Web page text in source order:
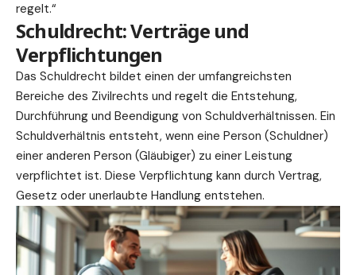
regelt.“
Schuldrecht: Verträge und
Verpflichtungen
Das Schuldrecht bildet einen der umfangreichsten
Bereiche des Zivilrechts und regelt die Entstehung,
Durchführung und Beendigung von Schuldverhältnissen. Ein
Schuldverhältnis entsteht, wenn eine Person (Schuldner)
einer anderen Person (Gläubiger) zu einer Leistung
verpflichtet ist. Diese Verpflichtung kann durch Vertrag,
Gesetz oder unerlaubte Handlung entstehen.